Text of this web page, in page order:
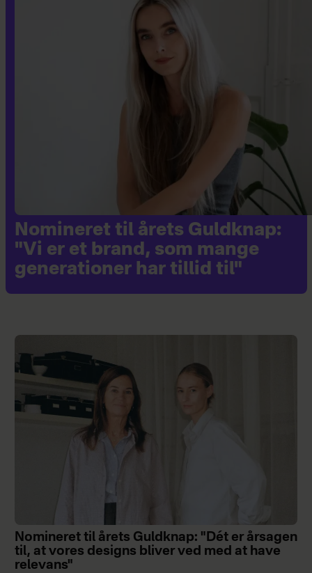
Nomineret til årets Guldknap:
"Vi er et brand, som mange
generationer har tillid til"
Nomineret til årets Guldknap: "Dét er årsagen
til, at vores designs bliver ved med at have
relevans"